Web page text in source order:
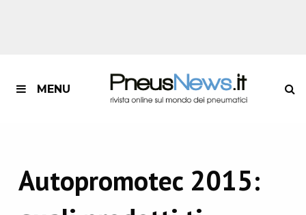
MENU
Autopromotec 2015: